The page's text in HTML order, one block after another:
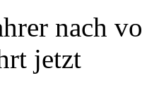
nach
jetzt